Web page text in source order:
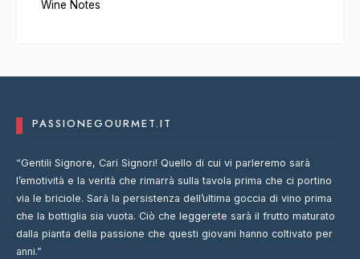
Wine Notes
PASSIONEGOURMET.IT
“Gentili Signore, Cari Signori! Quello di cui vi parleremo sarà
l’emotività e la verità che rimarrà sulla tavola prima che ci portino
via le briciole. Sarà la persistenza dell’ultima goccia di vino prima
che la bottiglia sia vuota. Ciò che leggerete sarà il frutto maturato
dalla pianta della passione che questi giovani hanno coltivato per
anni.”